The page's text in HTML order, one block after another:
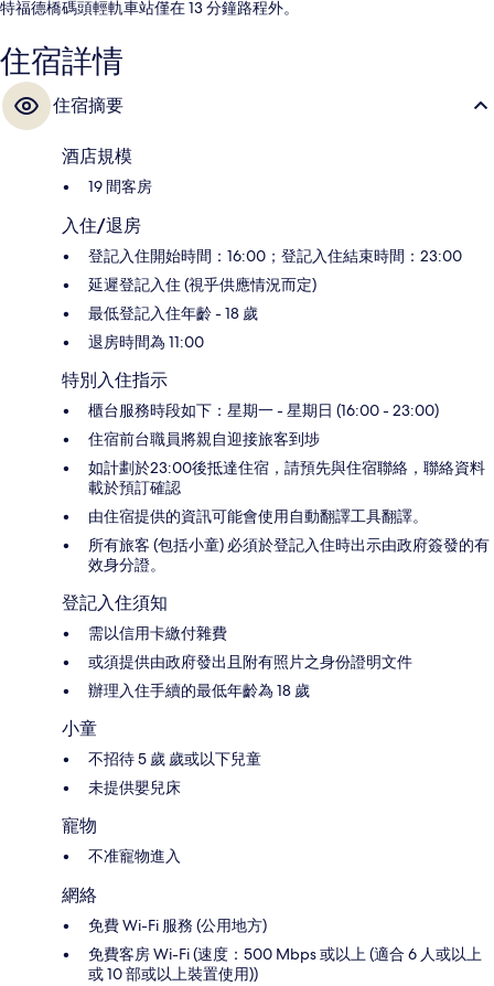
特福德橋碼頭輕軌車站僅在 13 分鐘路程外。
住宿詳情
住宿摘要
酒店規模
19 間客房
入住/退房
登記入住開始時間：16:00；登記入住結束時間：23:00
延遲登記入住 (視乎供應情況而定)
最低登記入住年齡 - 18 歲
退房時間為 11:00
特別入住指示
櫃台服務時段如下：星期一 - 星期日 (16:00 - 23:00)
住宿前台職員將親自迎接旅客到埗
如計劃於23:00後抵達住宿，請預先與住宿聯絡，聯絡資料
載於預訂確認
由住宿提供的資訊可能會使用自動翻譯工具翻譯。
所有旅客 (包括小童) 必須於登記入住時出示由政府簽發的有
效身分證。
登記入住須知
需以信用卡繳付雜費
或須提供由政府發出且附有照片之身份證明文件
辦理入住手續的最低年齡為 18 歲
小童
不招待 5 歲 歲或以下兒童
未提供嬰兒床
寵物
不准寵物進入
網絡
免費 Wi-Fi 服務 (公用地方)
免費客房 Wi-Fi (速度：500 Mbps 或以上 (適合 6 人或以上
或 10 部或以上裝置使用))